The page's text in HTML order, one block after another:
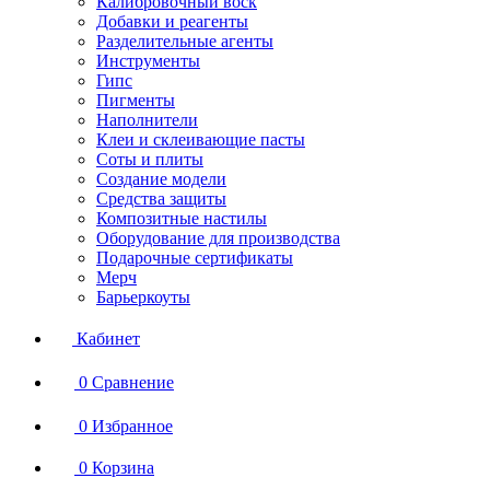
Добавки и реагенты
Разделительные агенты
Инструменты
Гипс
Пигменты
Наполнители
Клеи и склеивающие пасты
Соты и плиты
Создание модели
Средства защиты
Композитные настилы
Оборудование для производства
Подарочные сертификаты
Мерч
Барьеркоуты
Кабинет
0 Сравнение
0 Избранное
0 Корзина